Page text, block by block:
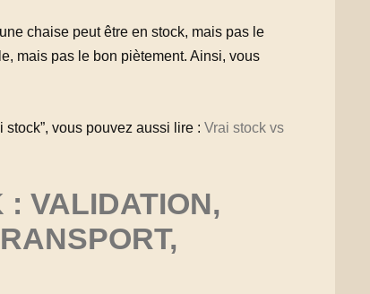
chaise peut être en stock, mais pas le
mais pas le bon piètement. Ainsi, vous
vous pouvez aussi lire : Vrai stock vs
VALIDATION,